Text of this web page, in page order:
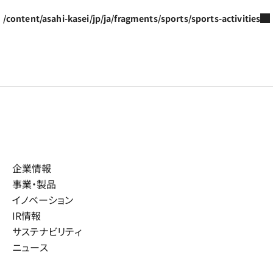
/content/asahi-kasei/jp/ja/fragments/sports/sports-activities
企業情報
事業・製品
イノベーション
IR情報
サステナビリティ
ニュース